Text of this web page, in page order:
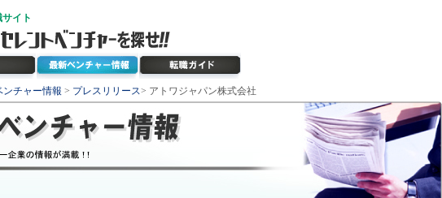
イト
ンチャー情報 > プレスリリース> アトワジャパン株式会社